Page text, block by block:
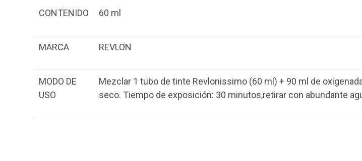
CONTENIDO 60 ml
MARCA REVLON
MODO DE
USO
Mezclar 1 tubo de tinte Revlonissimo (60 ml) + 90 ml de
seco. Tiempo de exposición: 30 minutos,retirar con abundante